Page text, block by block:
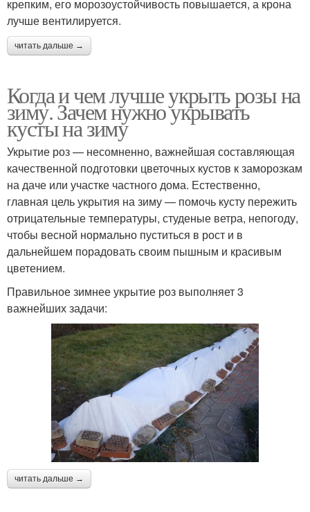
крепким, его морозоустойчивость повышается, а крона
лучше вентилируется.
читать дальше →
Когда и чем лучше укрыть розы на
зиму. Зачем нужно укрывать
кусты на зиму
Укрытие роз — несомненно, важнейшая составляющая
качественной подготовки цветочных кустов к заморозкам
на даче или участке частного дома. Естественно,
главная цель укрытия на зиму — помочь кусту пережить
отрицательные температуры, студеные ветра, непогоду,
чтобы весной нормально пуститься в рост и в
дальнейшем порадовать своим пышным и красивым
цветением.
Правильное зимнее укрытие роз выполняет 3
важнейших задачи:
читать дальше →